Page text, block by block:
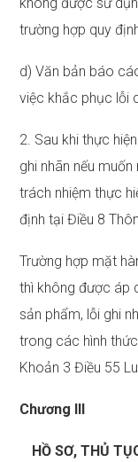
trường hợp quy
d) Văn bản báo
việc khắc phục lỗi
2. Sau khi thực
ghi nhãn nếu
trách nhiệm thực
định tại Điều 8
Trường hợp mặt
thì không được áp
sản phẩm, lỗi ghi
trong các hình
Khoản 3 Điều 55
Chương III
HỒ SƠ, THỦ